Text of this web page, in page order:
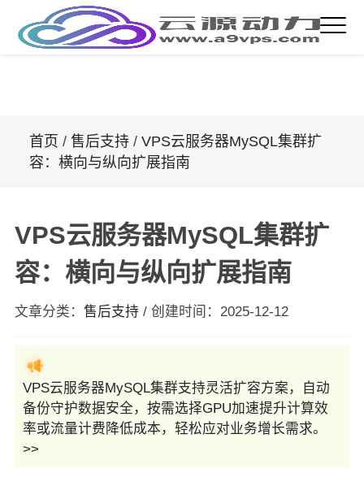
首页 / 售后支持/ VPS云服务器MySQL集群扩
容：横向与纵向扩展指南
VPS云服务器MySQL集群扩
容：横向与纵向扩展指南
文章分类： 售后支持 / 创建时间： 2025-12-12
VPS云服务器MySQL集群支持灵活扩容方案，自动
备份守护数据安全，按需选择GPU加速提升计算效
率或流量计费降低成本，轻松应对业务增长需求。
>>